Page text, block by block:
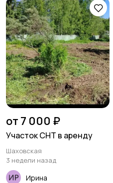
от 7 000 ₽
Участок СНТ в аренду
Шаховская
3 недели назад
Ирина